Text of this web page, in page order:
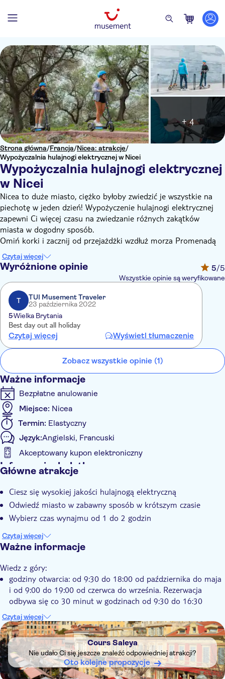
Strona główna/Francja/Nicea: atrakcje/
Wypożyczalnia hulajnogi elektrycznej w Nicei
Wypożyczalnia hulajnogi elektrycznej
w Nicei
+ 4
Nicea to duże miasto, ciężko byłoby zwiedzić je wszystkie na
piechotę w jeden dzień! Wypożyczenie hulajnogi elektrycznej
zapewni Ci więcej czasu na zwiedzanie różnych zakątków
miasta w dogodny sposób.
Omiń korki i zacznij od przejażdżki wzdłuż morza Promenadą
Anglików. Następnie udaj się na zwiedzanie Starej Nicei i jej
malowniczego targu Cours Saleya, restauracji i kolorowych
uliczek. Wszystko o widokach? Wjedź aż na Wzgórze Zamkowe i
podziwiaj wspaniałą panoramę.
Ta hulajnoga elektryczna ma autonomię 20 km przy
maksymalnej prędkości 25 km/h. Dostępne są 3 tryby
prędkości, które pozwalają zarządzać baterią.
Czytaj więcej
Wyróżnione opinie 5/5
Wszystkie opinie są weryfikowane
T
TUI Musement Traveler
23 października 2022
5Wielka Brytania
Best day out all holiday
Czytaj więcej Wyświetl tłumaczenie
Zobacz wszystkie opinie (1)
Ważne informacje
Bezpłatne anulowanie
Miejsce: Nicea
Termin: Elastyczny
Język:Angielski, Francuski
Akceptowany kupon elektroniczny
Informacje dodatkowe
Główne atrakcje
Ciesz się wysokiej jakości hulajnogą elektryczną
Odwiedź miasto w zabawny sposób w krótszym czasie
Wybierz czas wynajmu od 1 do 2 godzin
Czytaj więcej
Ważne informacje
Wiedz z góry:
godziny otwarcia: od 9:30 do 18:00 od października do maja
i od 9:00 do 19:00 od czerwca do września. Rezerwacja
odbywa się co 30 minut w godzinach od 9:30 do 16:30
minimalny wiek uczestników to 14 lat. Osobom
niepełnoletnim musi towarzyszyć osoba dorosła, która będzie
podpisywać umowę najmu
konieczna jest znajomość kodeksu drogowego
użytkownik musi posiadać ważny dokument tożsamości
przez cały okres najmu
Czytaj więcej
DSA1Cours Saleya
Cours Saleya
Nie udało Ci się jeszcze znaleźć odpowiedniej atrakcji?
Oto kolejne propozycje